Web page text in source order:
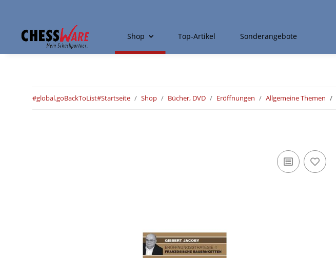
Shop Top-Artikel Sonderangebote
#global.goBackToList#Startseite Shop Bücher, DVD Eröffnungen Allgemeine Themen